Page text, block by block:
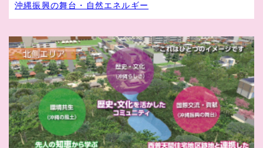
沖縄振興の舞台・自然エネルギー